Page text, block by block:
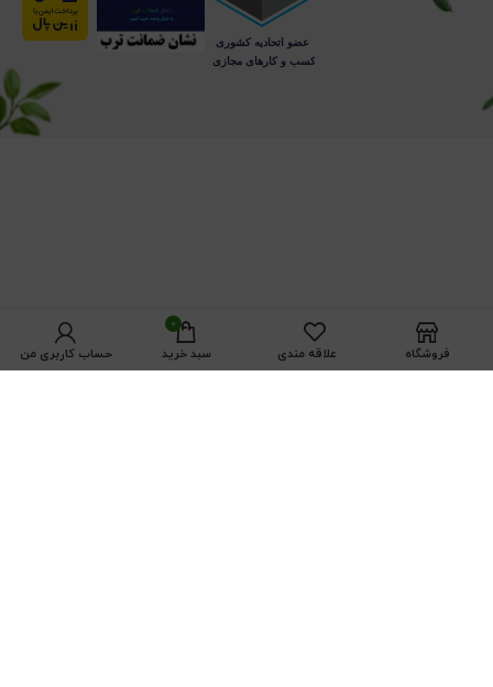
فروشگاه علاقه مندی
0
سبد خرید حساب کاربری من